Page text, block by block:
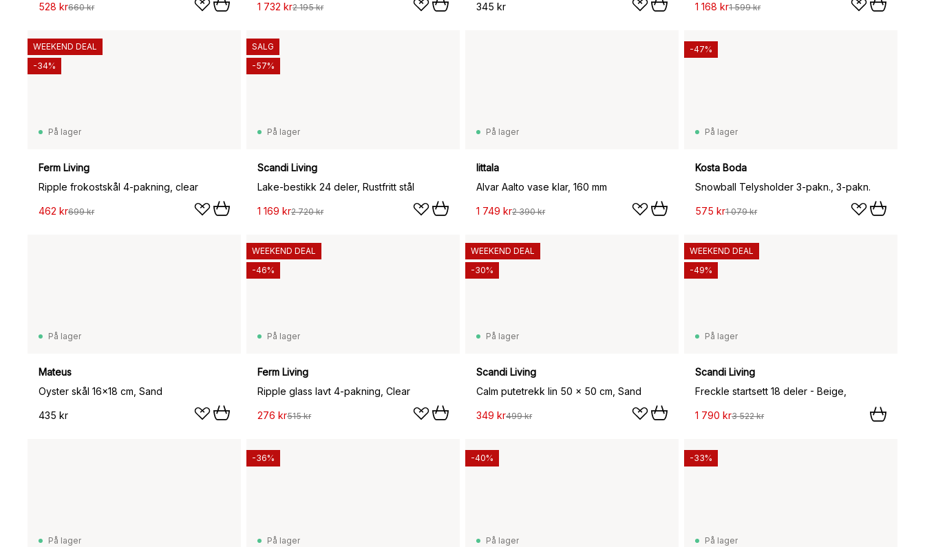
528 kr660 kr 1 732 kr2 195 kr 345 kr 1 168 kr1 599 kr
På lager
Ferm Living
Ripple frokostskål 4-pakning, clear
462 kr699 kr
WEEKEND DEAL
-34%
På lager
Scandi Living
Lake-bestikk 24 deler, Rustfritt stål
1 169 kr2 720 kr
SALG
-57%
På lager
Iittala
Alvar Aalto vase klar, 160 mm
1 749 kr2 390 kr
På lager
Kosta Boda
Snowball Telysholder 3-pakn., 3-pakn.
575 kr1 079 kr
-47%
På lager
Mateus
Oyster skål 16x18 cm, Sand
435 kr
På lager
Ferm Living
Ripple glass lavt 4-pakning, Clear
276 kr515 kr
WEEKEND DEAL
-46%
På lager
Scandi Living
Calm putetrekk lin 50 x 50 cm, Sand
349 kr499 kr
WEEKEND DEAL
-30%
På lager
Scandi Living
Freckle startsett 18 deler - Beige,
1 790 kr3 522 kr
WEEKEND DEAL
-49%
På lager På lager
-36%
På lager
-40%
På lager
-33%